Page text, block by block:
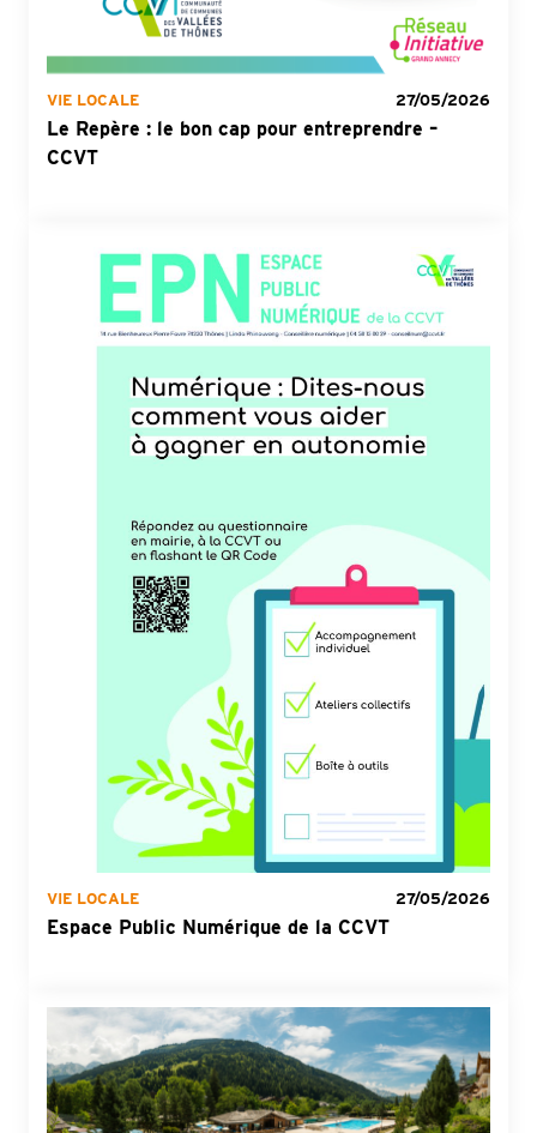
VIE LOCALE 27/05/2026
Le Repère : le bon cap pour entreprendre –
CCVT
VIE LOCALE 27/05/2026
Espace Public Numérique de la CCVT